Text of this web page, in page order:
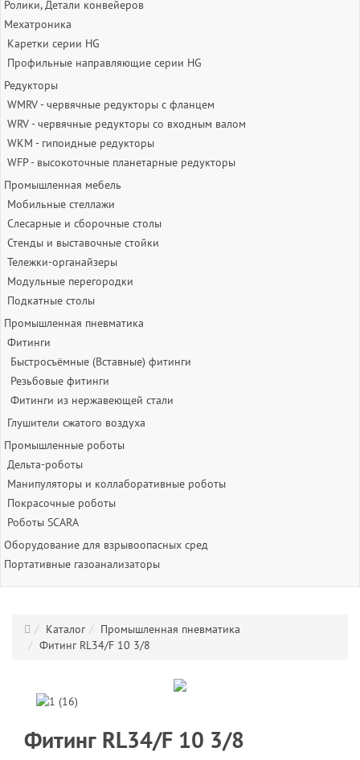
Ролики, Детали конвейеров
Мехатроника
Каретки серии HG
Профильные направляющие серии HG
Редукторы
WMRV - червячные редукторы с фланцем
WRV - червячные редукторы со входным валом
WKM - гипоидные редукторы
WFP - высокоточные планетарные редукторы
Промышленная мебель
Мобильные стеллажи
Слесарные и сборочные столы
Стенды и выставочные стойки
Тележки-органайзеры
Модульные перегородки
Подкатные столы
Промышленная пневматика
Фитинги
Быстросъёмные (Вставные) фитинги
Резьбовые фитинги
Фитинги из нержавеющей стали
Глушители сжатого воздуха
Промышленные роботы
Дельта-роботы
Манипуляторы и коллаборативные роботы
Покрасочные роботы
Роботы SCARA
Оборудование для взрывоопасных сред
Портативные газоанализаторы
Каталог
Промышленная пневматика
Фитинг RL34/F 10 3/8
Фитинг RL34/F 10 3/8